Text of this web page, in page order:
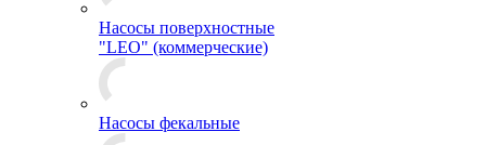
Насосы поверхностные
"LEO" (коммерческие)
Насосы фекальные